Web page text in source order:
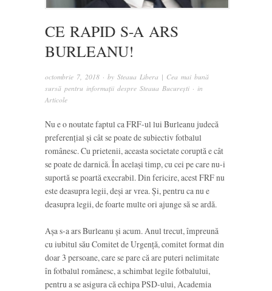
CE RAPID S-A ARS
BURLEANU!
octombrie 7, 2018 · by Steaua Libera | Cea mai bună
sursă pentru informații despre Steaua București · in
Articole
Nu e o noutate faptul ca FRF-ul lui Burleanu judecă
preferențial și cât se poate de subiectiv fotbalul
românesc. Cu prietenii, aceasta societate coruptă e cât
se poate de darnică. În același timp, cu cei pe care nu-i
suportă se poartă execrabil. Din fericire, acest FRF nu
este deasupra legii, deși ar vrea. Și, pentru ca nu e
deasupra legii, de foarte multe ori ajunge să se ardă.
Așa s-a ars Burleanu și acum. Anul trecut, împreună
cu iubitul său Comitet de Urgență, comitet format din
doar 3 persoane, care se pare că are puteri nelimitate
în fotbalul românesc, a schimbat legile fotbalului,
pentru a se asigura că echipa PSD-ului, Academia